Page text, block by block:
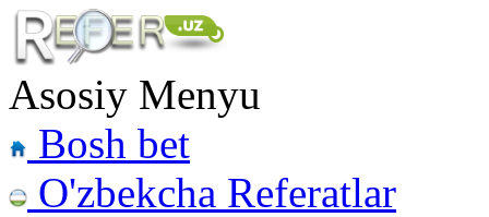
Asosiy Menyu
Bosh bet
O'zbekcha Referatlar